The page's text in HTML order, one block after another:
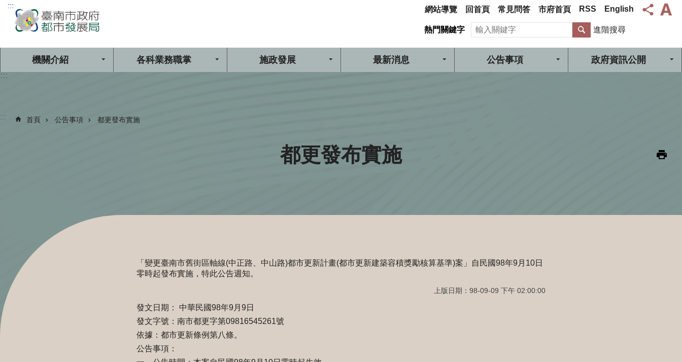
跳到主要內容區塊
::: 網站導覽 回首頁 常見問答 市府首頁 RSS English
:::
機關介紹 各科業務職掌 施政發展 最新消息 公告事項 政府資訊公開
熱門關鍵字 搜尋 進階搜尋
::: 首頁 公告事項 都更發布實施
都更發布實施
「變更臺南市舊街區軸線(中正路、中山路)都市更新計畫(都市更新建築容積獎勵核算基準)案」自民國98年9月10日
零時起發布實施，特此公告週知。
上版日期：98-09-09 下午 02:00:00
發文日期： 中華民國98年9月9日
發文字號：南市都更字第09816545261號
依據：都市更新條例第八條。
公告事項：